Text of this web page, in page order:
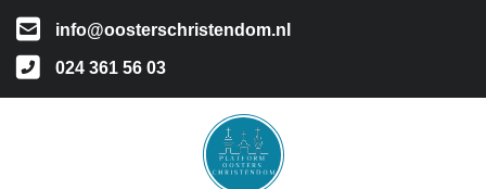
info@oosterschristendom.nl
024 361 56 03